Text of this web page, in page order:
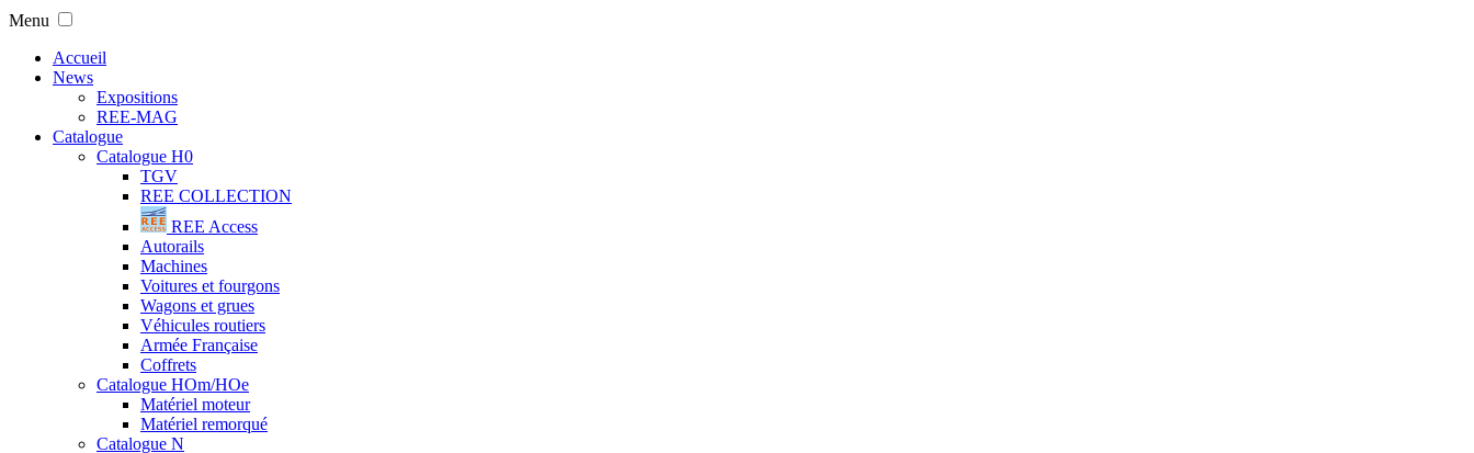
Menu
Accueil
News
Expositions
REE-MAG
Catalogue
Catalogue H0
TGV
REE COLLECTION
REE Access
Autorails
Machines
Voitures et fourgons
Wagons et grues
Véhicules routiers
Armée Française
Coffrets
Catalogue HOm/HOe
Matériel moteur
Matériel remorqué
Catalogue N